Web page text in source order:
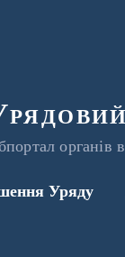
органів
Уряду